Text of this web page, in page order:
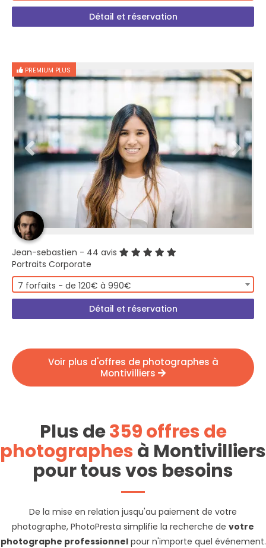
Détail et réservation
PREMIUM PLUS
Jean-sebastien - 44 avis
Portraits Corporate
7 forfaits - de 120€ à 990€
Détail et réservation
Voir plus d'offres de photographes à
Montivilliers
Plus de359 offres de
photographesà Montivilliers
pour tous vos besoins
De la mise en relation jusqu'au paiement de votre
photographe, PhotoPresta simplifie la recherche de votre
photographe professionnelpour n'importe quel événement.